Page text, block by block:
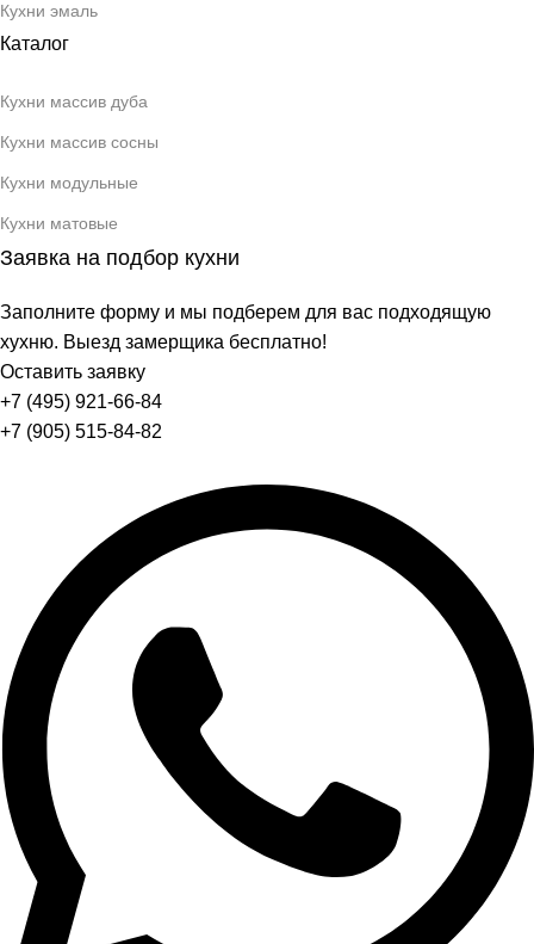
Кухни эмаль
Каталог
Кухни массив дуба
Кухни массив сосны
Кухни модульные
Кухни матовые
Заявка на подбор кухни
Заполните форму и мы подберем для вас подходящую
хухню. Выезд замерщика бесплатно!
Оставить заявку
+7 (495) 921-66-84
+7 (905) 515-84-82